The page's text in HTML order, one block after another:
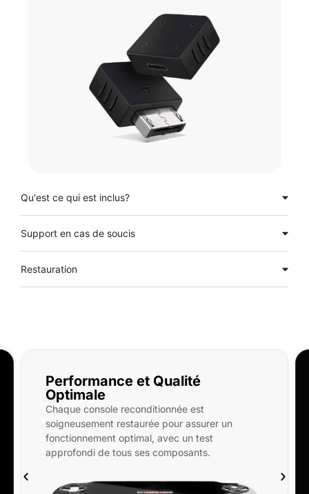
Qu'est ce qui est inclus?
Support en cas de soucis
Restauration
pour assurer un
un test
Qu'est-ce qui est
neuf, SD 32/256/512Go, étui
En option : pochette
d’écran avant et arrière, coque
keytag.